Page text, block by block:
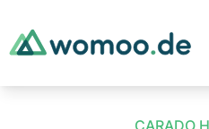
CARADO